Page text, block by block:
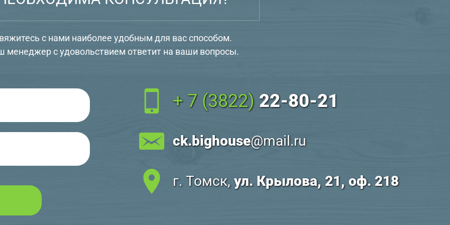
с нами наиболее удобным для вас способом.
менеджер с удовольствием ответит на ваши вопросы.
+ 7 (3822) 22-80-21
ck.bighouse@mail.ru
г. Томск, ул. Крылова, 21, оф. 218